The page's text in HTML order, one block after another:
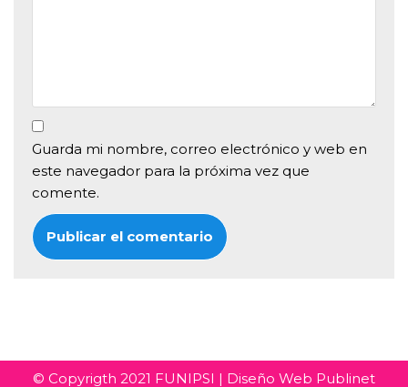
Guarda mi nombre, correo electrónico y web en
este navegador para la próxima vez que
comente.
© Copyrigth 2021 FUNIPSI | Diseño Web Publinet